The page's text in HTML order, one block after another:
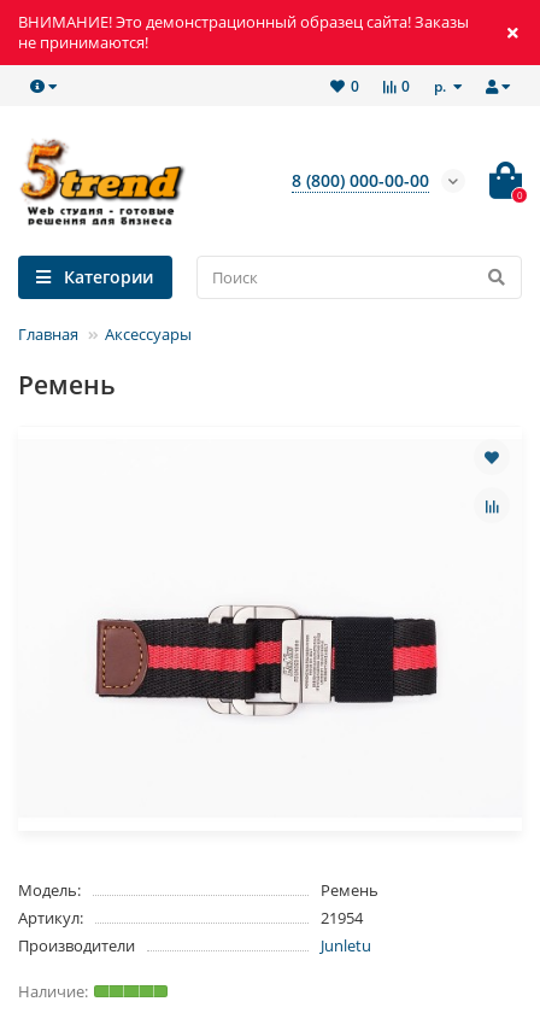
ВНИМАНИЕ! Это демонстрационный образец сайта! Заказы
не принимаются!
р.
0
0
8 (800) 000-00-00
0
Категории
Главная Аксессуары
Ремень
Модель:
Ремень
Артикул:
21954
Производители
Junletu